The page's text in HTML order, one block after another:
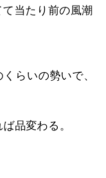
当たり前の風潮
らいの勢いで、
品変わる。